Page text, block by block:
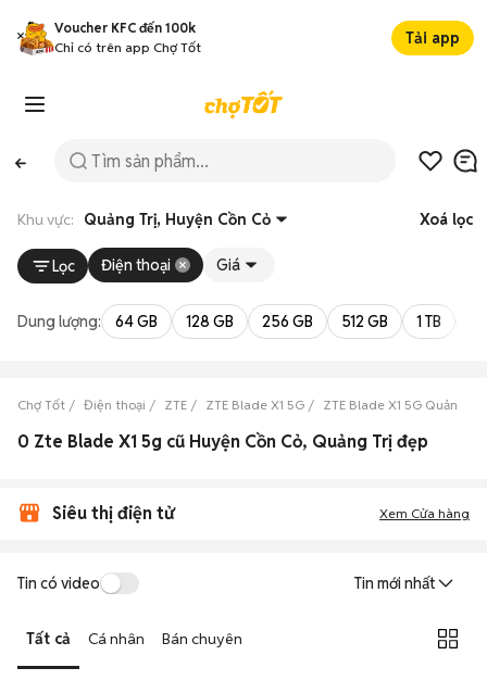
Voucher KFC đến 100k
Chỉ có trên app Chợ Tốt
Tải app
Khu vực: Quảng Trị, Huyện Cồn Cỏ Xoá lọc
Lọc Điện thoại Giá
Dung lượng: 64 GB 128 GB 256 GB 512 GB 1 TB
Chợ Tốt Điện thoại ZTE ZTE Blade X1 5G ZTE Blade X1 5G Quảng Trị
0 Zte Blade X1 5g cũ Huyện Cồn Cỏ, Quảng Trị đẹp
Siêu thị điện tử Xem Cửa hàng
Tin có video Tin mới nhất
Tất cả Cá nhân Bán chuyên